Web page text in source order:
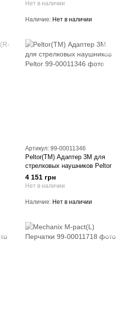
Нет в наличии
Наличие Нет в наличии
Артикул: 99-00011346
Peltor(TM) Адаптер 3M для
стрелковых наушников Peltor
4 151 грн
Нет в наличии
Наличие Нет в наличии